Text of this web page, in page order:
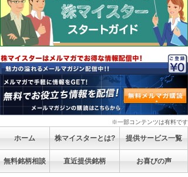
※一部コンテンツは有料です
ホーム 株マイスターとは? 提供サービス一覧
無料銘柄相談 直近提供銘柄 お喜びの声